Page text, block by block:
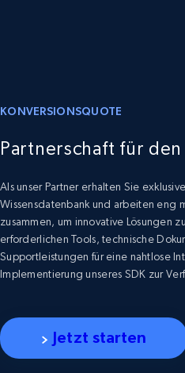
KONVERSIONSQUOTE
Partnerschaft für
Als unser Partner erhalten Sie
Wissensdatenbank und arbeiten eng
zusammen, um innovative Lösungen
erforderlichen Tools, technische
Supportleistungen für eine nahtlose
Implementierung unseres SDK zur
Jetzt starten